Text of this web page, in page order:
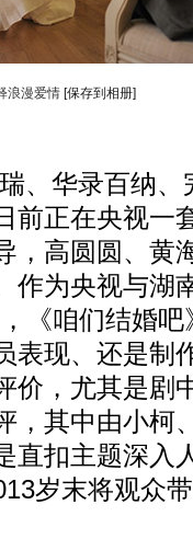
浪漫爱情 [保存到相册]
华录百纳、
前正在央视一
，高圆圆、黄
作为央视与湖
《咱们结婚
表现、还是制
价，尤其是剧
，其中由小柯
直扣主题深入
岁末将观众